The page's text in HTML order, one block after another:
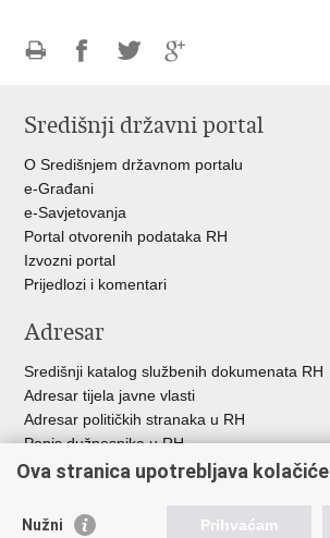
FacebookuTwitteruGoogle
Središnji državni portal
O Središnjem državnom portalu
e-Građani
e-Savjetovanja
Portal otvorenih podataka RH
Izvozni portal
Prijedlozi i komentari
Adresar
Središnji katalog službenih dokumenata RH
Adresar tijela javne vlasti
Adresar političkih stranaka u RH
Popis dužnosnika u RH
Besplatni telefoni javne uprave
Ova stranica upotrebljava kolačiće
Nužni Prihvaćam